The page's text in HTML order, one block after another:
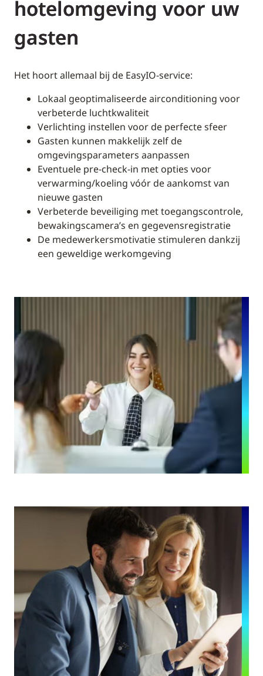
hotelomgeving voor uw
gasten
Het hoort allemaal bij de EasyIO-service:
Lokaal geoptimaliseerde airconditioning voor
verbeterde luchtkwaliteit
Verlichting instellen voor de perfecte sfeer
Gasten kunnen makkelijk zelf de
omgevingsparameters aanpassen
Eventuele pre-check-in met opties voor
verwarming/koeling vóór de aankomst van
nieuwe gasten
Verbeterde beveiliging met toegangscontrole,
bewakingscamera’s en gegevensregistratie
De medewerkersmotivatie stimuleren dankzij
een geweldige werkomgeving